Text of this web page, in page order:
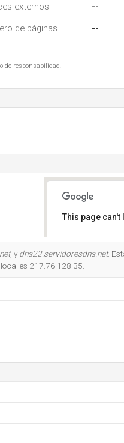
externos --
de páginas --
de responsabilidad.
This page
, y dns22.servidoresdns.net.
es 217.76.128.35.